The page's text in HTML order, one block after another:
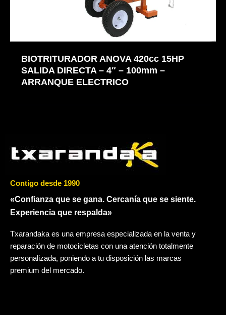
BIOTRITURADOR ANOVA 420cc 15HP
SALIDA DIRECTA – 4″ – 100mm –
ARRANQUE ELECTRICO
Contigo desde 1990
«Confianza que se gana. Cercanía que se siente.
Experiencia que respalda»
Txarandaka es una empresa especializada en la venta y
reparación de motocicletas con una atención totalmente
personalizada, poniendo a tu disposición las marcas
premium del mercado.